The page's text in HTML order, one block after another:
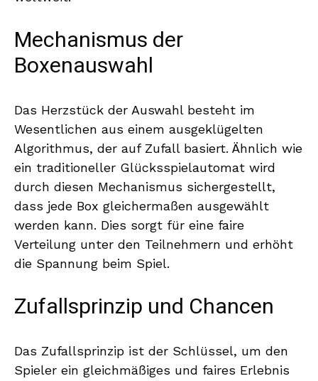
Mechanismus der
Boxenauswahl
Das Herzstück der Auswahl besteht im
Wesentlichen aus einem ausgeklügelten
Algorithmus, der auf Zufall basiert. Ähnlich wie
ein traditioneller Glücksspielautomat wird
durch diesen Mechanismus sichergestellt,
dass jede Box gleichermaßen ausgewählt
werden kann. Dies sorgt für eine faire
Verteilung unter den Teilnehmern und erhöht
die Spannung beim Spiel.
Zufallsprinzip und Chancen
Das Zufallsprinzip ist der Schlüssel, um den
Spieler ein gleichmäßiges und faires Erlebnis